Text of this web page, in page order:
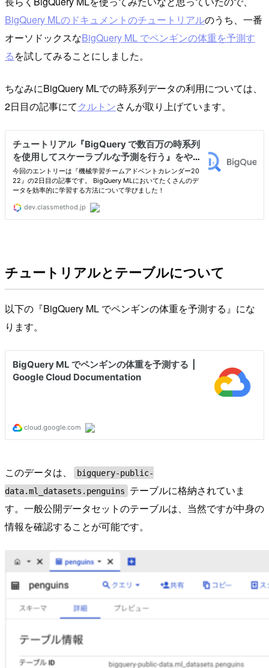
BigQuery MLのドキュメントのチュートリアルのうち、一番
オーソドックスなBigQuery ML でペンギンの体重を予測す
るを試してみることにしました。
ちなみにBigQuery MLでの時系列データの利用については、
2日目の記事にてクルトンさんが取り上げています。
チュートリアルとテーブルについて
以下の『BigQuery ML でペンギンの体重を予測する』にな
ります。
このデータは、
bigquery-public-
data.ml_datasets.penguins
テーブルに格納されていま
す。一般公開データセットのテーブルは、当然ですが中身の
情報を確認することが可能です。